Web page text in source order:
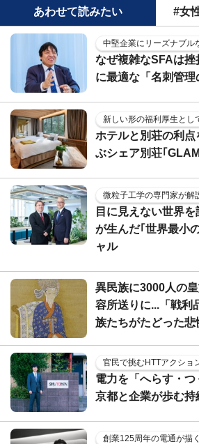
あわせて読みたい #女
中堅企業にリーズナブル
なぜ複雑なSFAは
に最適な「名刺管
新しい形の福利厚生とし
ホテルと別荘の利
ぶシェア別荘｢
微粒子工学の専門家が解
目に見えない世界
が生んだ｢世界最小
ャル
異民族に3000人の
容所送りに...「戦利
族たちがたどった悲
官民で挑むHTTアクショ
電力を「へらす・
京都と企業が歩む
創業125周年の電通が描